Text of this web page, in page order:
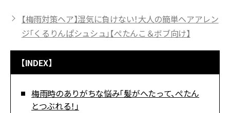
【梅雨対策ヘア】湿気に負けない！大人の簡単ヘアアレン
ジ「くるりんぱシュシュ」【ぺたんこ＆ボブ向け】
【INDEX】
梅雨時のありがちな悩み「髪がへたって、ぺたん
とつぶれる！」